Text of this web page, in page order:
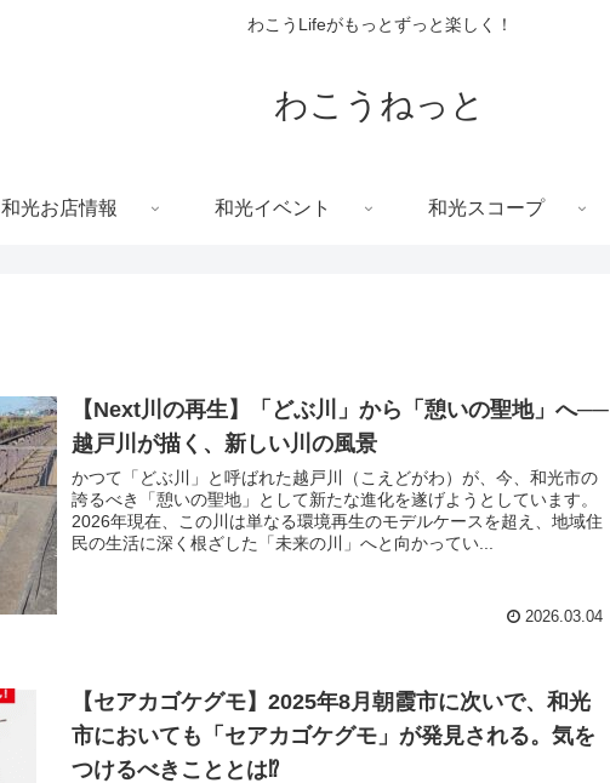
わこうLifeがもっとずっと楽しく！
わこうねっと
和光お店情報 和光イベント 和光スコープ
【Next川の再生】「どぶ川」から「憩いの聖地」へ──
越戸川が描く、新しい川の風景
かつて「どぶ川」と呼ばれた越戸川（こえどがわ）が、今、和光市の
誇るべき「憩いの聖地」として新たな進化を遂げようとしています。
2026年現在、この川は単なる環境再生のモデルケースを超え、地域住
民の生活に深く根ざした「未来の川」へと向かってい...
2026.03.04
【セアカゴケグモ】2025年8月朝霞市に次いで、和光
市においても「セアカゴケグモ」が発見される。気を
つけるべきこととは⁉